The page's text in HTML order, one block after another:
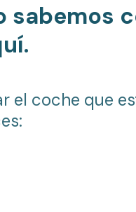
sabemos
el coche que